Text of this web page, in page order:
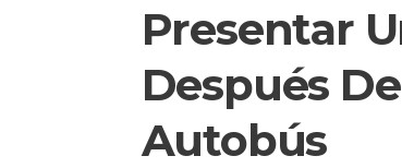
Presentar
Después
Autobús